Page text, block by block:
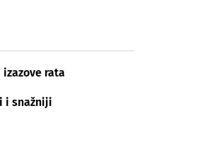
rata
i snažniji